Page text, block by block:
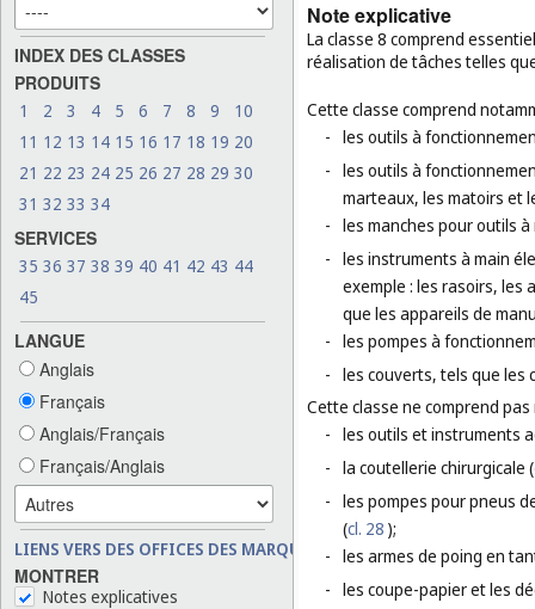
INDEX DES CLASSES
PRODUITS
1 2 3 4 5 6 7 8 9
10
11 12 13 14 15 16 17 18 19 20
21 22 23 24 25 26 27 28 29 30
31 32 33 34
SERVICES
35 36 37 38 39 40 41 42 43 44
45
LANGUE
Anglais
Français
Anglais/Français
Français/Anglais
LIENS VERS DES OFFICES DES MARQUES
MONTRER
Notes explicatives
Note explicative
La classe 8 comprend
réalisation de tâches telles
Cette classe comprend
- les outils à
- les outils à
marteaux, les matoirs et
- les manches pour outils
- les instruments à main
exemple : les rasoirs, les
que les appareils de
- les pompes à
- les couverts, tels que les
Cette classe ne comprend
- les outils et instruments
- la coutellerie chirurgicale (
- les pompes pour pneus
(cl. 28 );
- les armes de poing en
- les coupe-papier et les